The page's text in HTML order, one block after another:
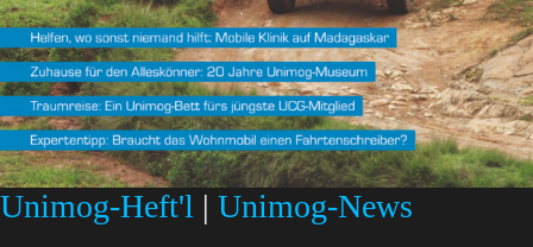
Unimog-Heft'l | Unimog-News